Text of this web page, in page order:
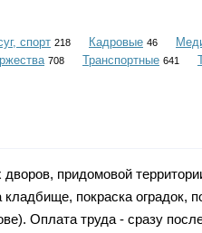
спорт 218 Кадровые 46
708 Транспортные 641
дворов, придомовой
кладбище, покраска оградок,
Оплата труда - сразу